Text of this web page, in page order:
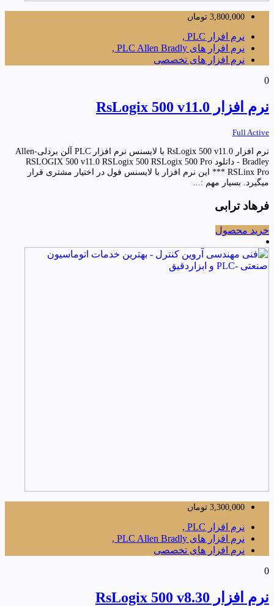
3,800,000 تومان
نرم افزار PLC ,
نرم افزار های PLC Allen Bradly ,
نرم افزار های تخصصی
0
نرم افزار RsLogix 500 v11.0
Full Active
نرم افزار RsLogix 500 v11.0 با لایسنس نرم افزار PLC آلن بردلی-Allen
Bradley - دانلود RSLOGIX 500 v11.0 RSLogix 500 RSLogix 500 Pro
RSLinx Pro *** این نرم افزار با لایسنس فول در اختیار مشتری قرار
میگیرد. بسیار مهم :...
فرهاد ترابی
خرید محصول
3,300,000 تومان
نرم افزار PLC ,
نرم افزار های PLC Allen Bradly ,
نرم افزار های تخصصی
0
نرم افزار RsLogix 500 v8.30